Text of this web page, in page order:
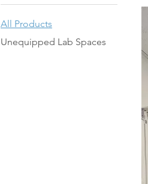
All Products
Unequipped Lab Spaces